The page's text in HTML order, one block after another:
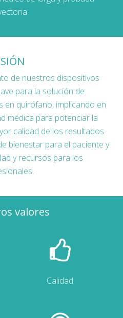
de nuestros dispositivos
para la solución de
en quirófano, implicando en
médica para potenciar la
calidad de los resultados
bienestar para el paciente y
y recursos para los
valores
Calidad